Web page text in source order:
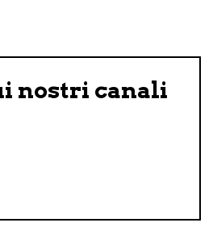
nostri canali
on Facebook
on Instagram